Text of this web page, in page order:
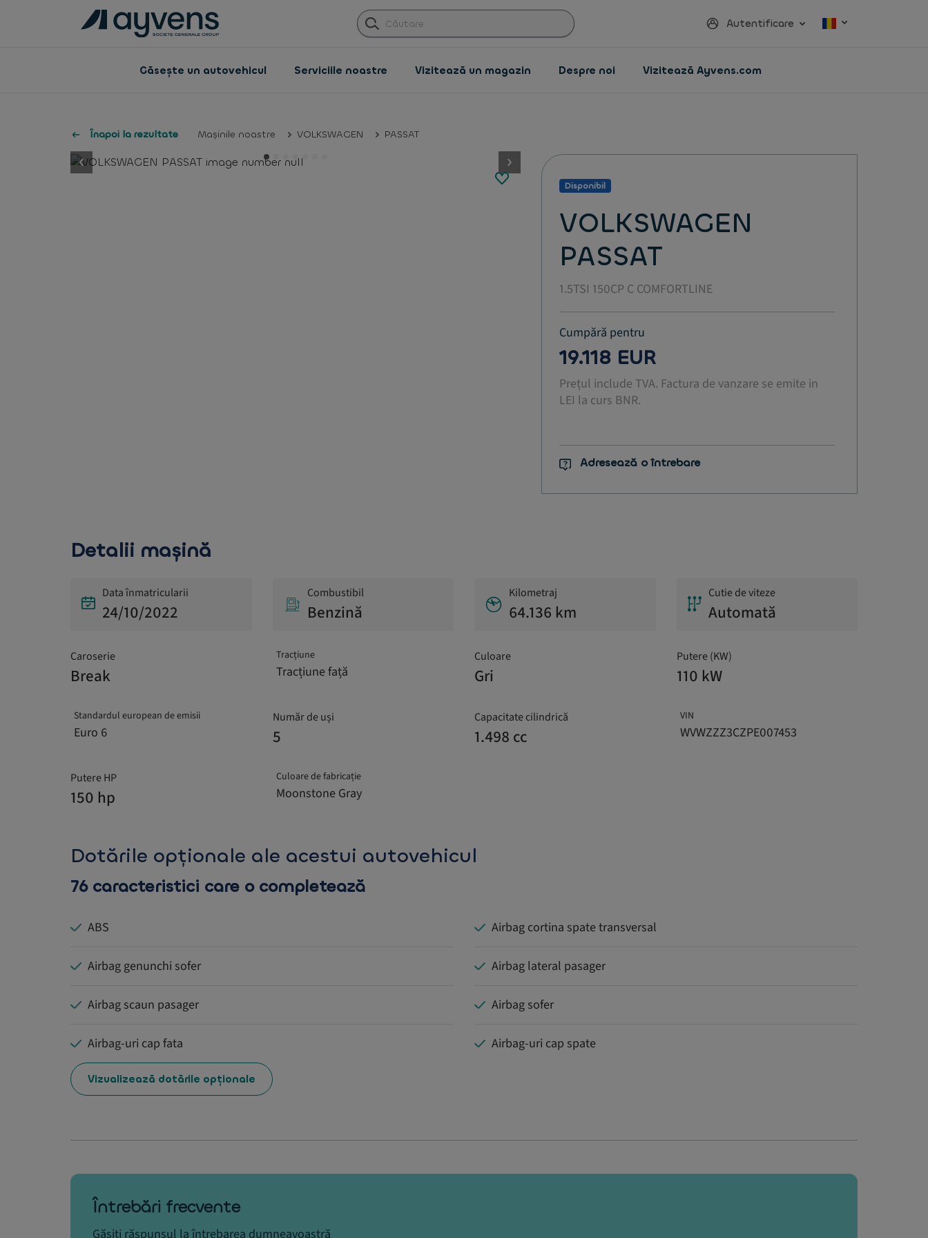
Autentificare
Găsește un autovehicul Serviciile noastre Vizitează un magazin Despre noi Vizitează Ayvens.com
Înapoi la rezultate Mașinile noastre VOLKSWAGEN PASSAT
button.previous button.next
Disponibil
VOLKSWAGEN
PASSAT
1.5TSI 150CP C COMFORTLINE
Cumpără pentru
19.118 EUR
Prețul include TVA. Factura de vanzare se emite in
LEI la curs BNR.
Adresează o întrebare
Detalii mașină
Data înmatricularii
24/10/2022
Combustibil
Benzină
Kilometraj
64.136 km
Cutie de viteze
Automată
Caroserie
Break
Tracțiune
Tracțiune față
Culoare
Gri
Putere (KW)
110 kW
Standardul european de emisii
Euro 6
Număr de uși
5
Capacitate cilindrică
1.498 cc
VIN
WVWZZZ3CZPE007453
Putere HP
150 hp
Culoare de fabricație
Moonstone Gray
Dotările opționale ale acestui autovehicul
76 caracteristici care o completează
ABS Airbag cortina spate transversal
Airbag genunchi sofer Airbag lateral pasager
Airbag scaun pasager Airbag sofer
Airbag-uri cap fata Airbag-uri cap spate
Vizualizează dotările opționale
Întrebări frecvente
Găsiți răspunsul la întrebarea dumneavoastră